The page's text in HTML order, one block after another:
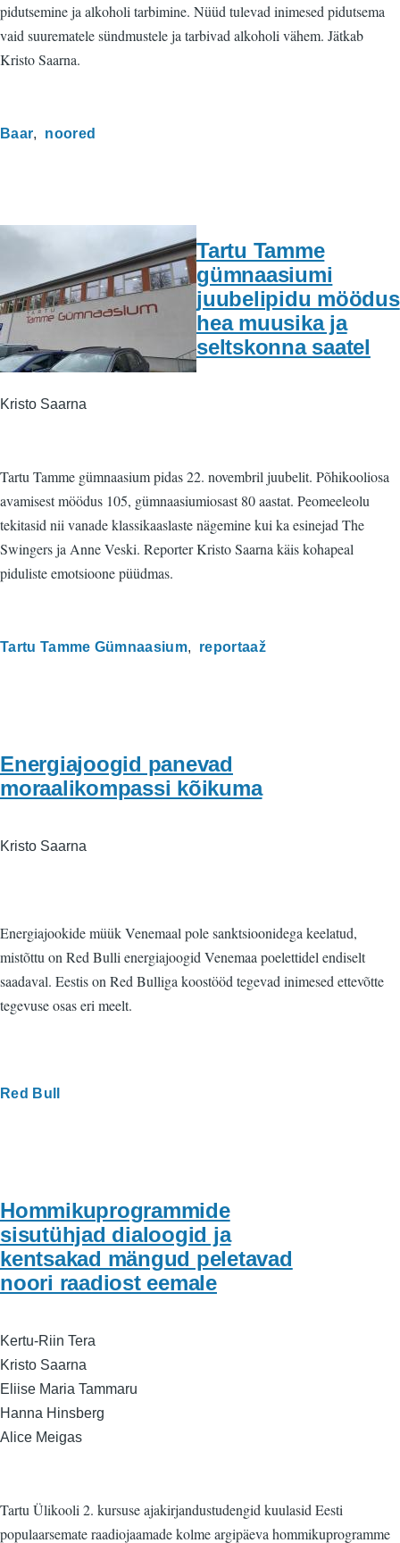
pidutsemine ja alkoholi tarbimine. Nüüd tulevad inimesed pidutsema
vaid suurematele sündmustele ja tarbivad alkoholi vähem. Jätkab
Kristo Saarna.
Baar noored
Tartu Tamme
gümnaasiumi
juubelipidu möödus
hea muusika ja
seltskonna saatel
Kristo Saarna
Tartu Tamme gümnaasium pidas 22. novembril juubelit. Põhikooliosa
avamisest möödus 105, gümnaasiumiosast 80 aastat. Peomeeleolu
tekitasid nii vanade klassikaaslaste nägemine kui ka esinejad The
Swingers ja Anne Veski. Reporter Kristo Saarna käis kohapeal
piduliste emotsioone püüdmas.
Tartu Tamme Gümnaasium reportaaž
Energiajoogid panevad
moraalikompassi kõikuma
Kristo Saarna
Energiajookide müük Venemaal pole sanktsioonidega keelatud,
mistõttu on Red Bulli energiajoogid Venemaa poelettidel endiselt
saadaval. Eestis on Red Bulliga koostööd tegevad inimesed ettevõtte
tegevuse osas eri meelt.
Red Bull
Hommikuprogrammide
sisutühjad dialoogid ja
kentsakad mängud peletavad
noori raadiost eemale
Kertu-Riin Tera
Kristo Saarna
Eliise Maria Tammaru
Hanna Hinsberg
Alice Meigas
Tartu Ülikooli 2. kursuse ajakirjandustudengid kuulasid Eesti
populaarsemate raadiojaamade kolme argipäeva hommikuprogramme